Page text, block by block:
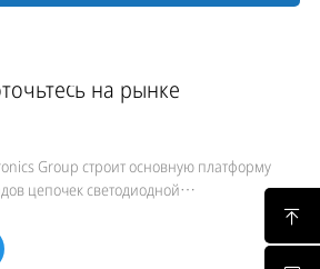
на рынке
Group строит основную платформу
цепочек светодиодной